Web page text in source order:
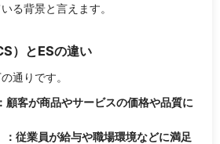
る背景と言えます。
）とESの違い
通りです。
顧客が商品やサービスの価格や品質に
：従業員が給与や職場環境などに満足